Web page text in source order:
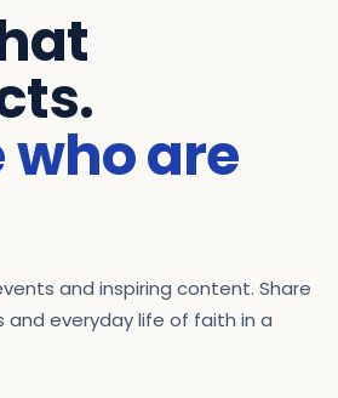
who are
and inspiring content. Share
and everyday life of faith in a